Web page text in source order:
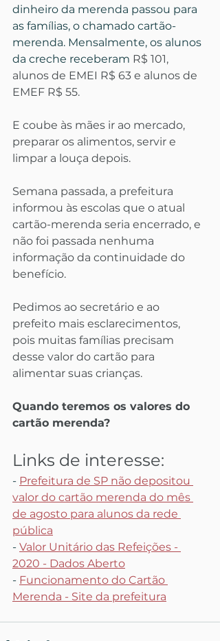
dinheiro da merenda passou para
as famílias, o chamado cartão-
merenda. Mensalmente, os alunos
da creche receberam R$ 101,
alunos de EMEI R$ 63 e alunos de
EMEF R$ 55.
E coube às mães ir ao mercado,
preparar os alimentos, servir e
limpar a louça depois.
Semana passada, a prefeitura
informou às escolas que o atual
cartão-merenda seria encerrado, e
não foi passada nenhuma
informação da continuidade do
benefício.
Pedimos ao secretário e ao
prefeito mais esclarecimentos,
pois muitas famílias precisam
desse valor do cartão para
alimentar suas crianças.
Quando teremos os valores do
cartão merenda?
Links de interesse:
- Prefeitura de SP não depositou
valor do cartão merenda do mês
de agosto para alunos da rede
pública
- Valor Unitário das Refeições -
2020 - Dados Aberto
- Funcionamento do Cartão
Merenda - Site da prefeitura